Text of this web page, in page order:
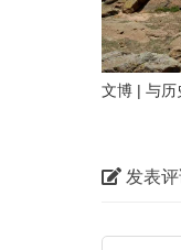
文博 | 与历
发表